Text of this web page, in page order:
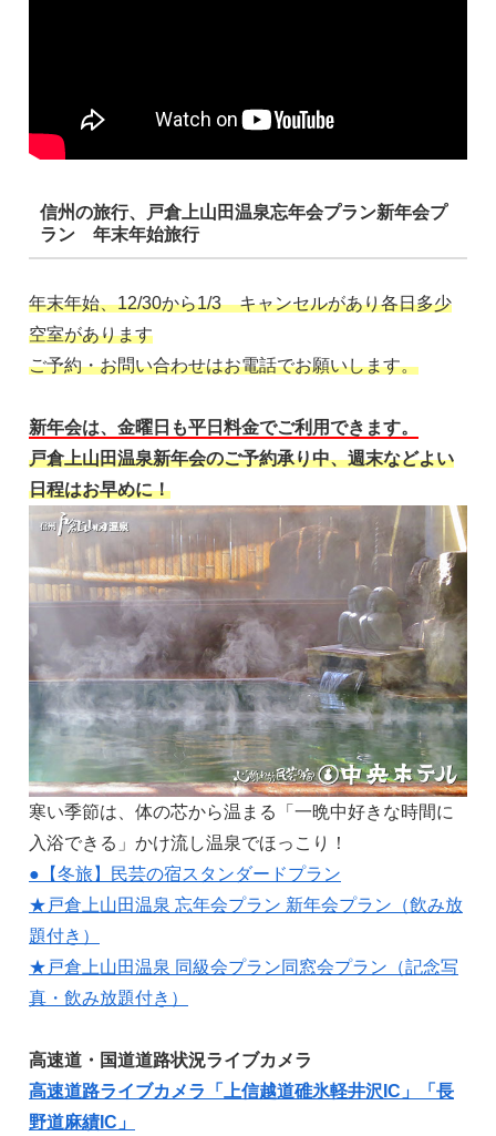
信州の旅行、戸倉上山田温泉忘年会プラン新年会プ
ラン 年末年始旅行
年末年始、12/30から1/3 キャンセルがあり各日多少
空室があります
ご予約・お問い合わせはお電話でお願いします。
新年会は、金曜日も平日料金でご利用できます。
戸倉上山田温泉新年会のご予約承り中、週末などよい
日程はお早めに！
寒い季節は、体の芯から温まる「一晩中好きな時間に
入浴できる」かけ流し温泉でほっこり！
●【冬旅】民芸の宿スタンダードプラン
★戸倉上山田温泉 忘年会プラン 新年会プラン（飲み放
題付き）
★戸倉上山田温泉 同級会プラン同窓会プラン（記念写
真・飲み放題付き）
高速道・国道道路状況ライブカメラ
高速道路ライブカメラ「上信越道碓氷軽井沢IC」「長
野道麻績IC」